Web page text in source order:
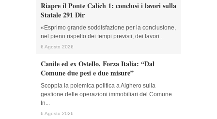
Riapre il Ponte Calich 1: conclusi i lavori sulla
Statale 291 Dir
«Esprimo grande soddisfazione per la conclusione,
nel pieno rispetto dei tempi previsti, dei lavori...
6 Agosto 2026
Canile ed ex Ostello, Forza Italia: “Dal
Comune due pesi e due misure”
Scoppia la polemica politica a Alghero sulla
gestione delle operazioni immobiliari del Comune.
In...
6 Agosto 2026